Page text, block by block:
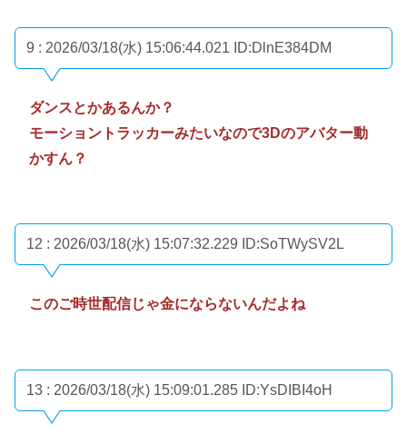
9 : 2026/03/18(水) 15:06:44.021 ID:DlnE384DM
ダンスとかあるんか？
モーショントラッカーみたいなので3Dのアバター動
かすん？
12 : 2026/03/18(水) 15:07:32.229 ID:SoTWySV2L
このご時世配信じゃ金にならないんだよね
13 : 2026/03/18(水) 15:09:01.285 ID:YsDIBI4oH